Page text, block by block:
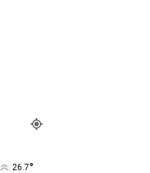
26.7°